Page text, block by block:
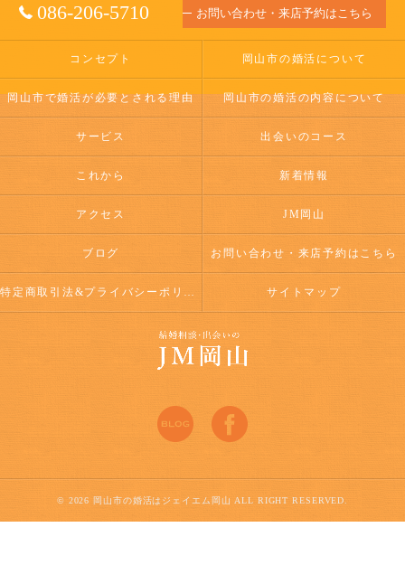
086-206-5710 お問い合わせ・来店予約はこちら
コンセプト 岡山市の婚活について
岡山市で婚活が必要とされる理由 岡山市の婚活の内容について
サービス 出会いのコース
これから 新着情報
アクセス JM岡山
ブログ お問い合わせ・来店予約はこちら
特定商取引法&プライバシーポリシー サイトマップ
© 2026 岡山市の婚活はジェイエム岡山 ALL RIGHT RESERVED.